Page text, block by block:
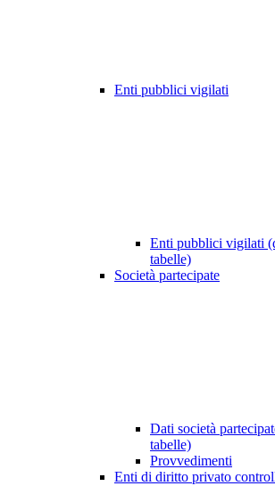
Enti pubblici vigilati
Enti pubblici vigilati
tabelle)
Società partecipate
Dati società
tabelle)
Provvedimenti
Enti di diritto privato